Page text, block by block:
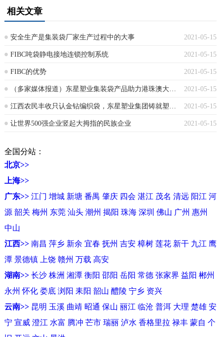
相关文章
2021-05-15
安全生产是集装袋厂家生产过程中的大事
2021-05-15
FIBC吨袋静电接地连锁控制系统
2021-05-15
FIBC的优势
2021-05-15
（多家媒体报道）东星塑业集装袋产品助力港珠澳大桥工程项目
2021-05-15
2021-05-15
让世界500强企业竖起大拇指的民族企业
全国分站：
北京>>
上海>>
广东>> 江门 增城 新塘 番禺 肇庆 四会 湛江 茂名 清远 阳江 河
源 韶关 梅州 东莞 汕头 潮州 揭阳 珠海 深圳 佛山 广州 惠州
中山
江西>> 南昌 萍乡 新余 宜春 抚州 吉安 樟树 莲花 新干 九江 鹰
潭 景德镇 上饶 赣州 万载 高安
湖南>> 长沙 株洲 湘潭 衡阳 邵阳 岳阳 常德 张家界 益阳 郴州
永州 怀化 娄底 浏阳 耒阳 韶山 醴陵 宁乡 资兴
云南>> 昆明 玉溪 曲靖 昭通 保山 丽江 临沧 普洱 大理 楚雄 安
宁 宣威 澄江 水富 腾冲 芒市 瑞丽 泸水 香格里拉 禄丰 蒙自 个